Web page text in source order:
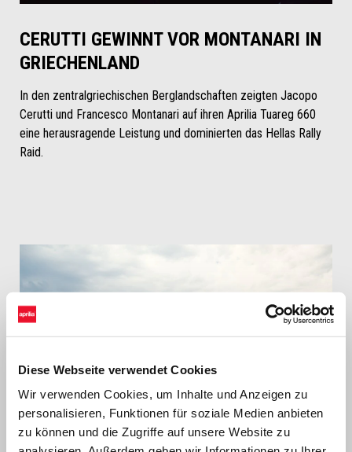
Diese Webseite verwendet Cookies
Wir verwenden Cookies, um Inhalte und Anzeigen zu
personalisieren, Funktionen für soziale Medien anbieten
zu können und die Zugriffe auf unsere Website zu
CERUTTI GEWINNT VOR MONTANARI IN
GRIECHENLAND
In den zentralgriechischen Berglandschaften zeigten Jacopo
Cerutti und Francesco Montanari auf ihren Aprilia Tuareg 660
eine herausragende Leistung und dominierten das Hellas Rally
Raid.